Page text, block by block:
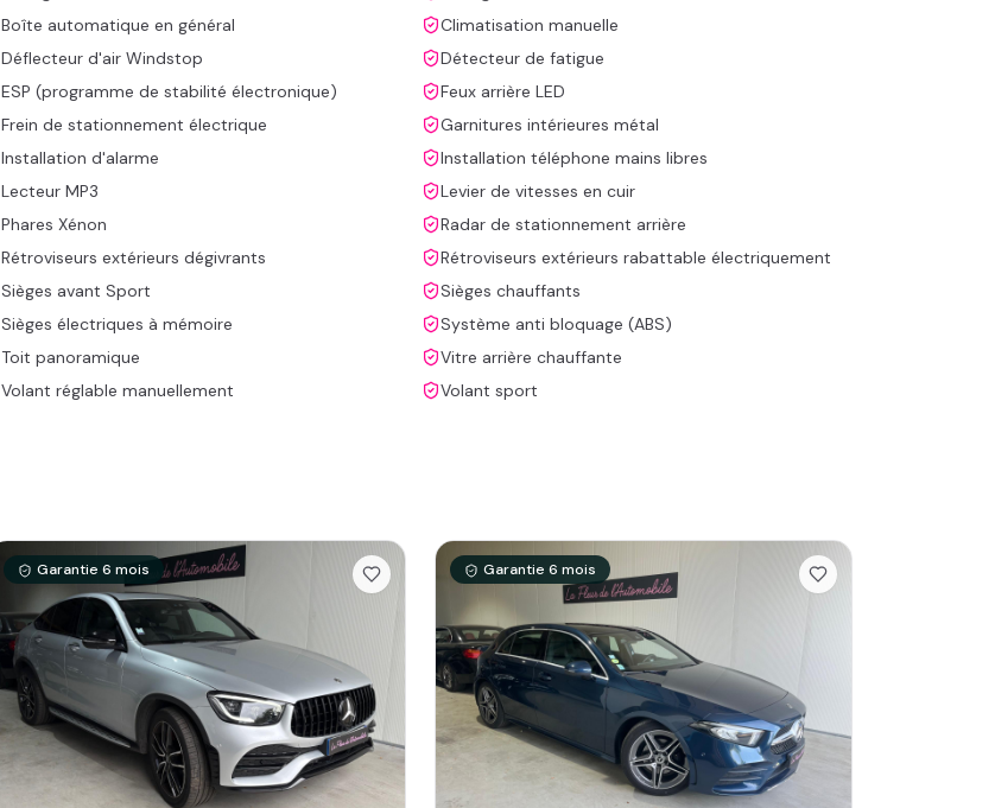
Boîte automatique en général
Climatisation manuelle
Déflecteur d'air Windstop
Détecteur de fatigue
ESP (programme de stabilité électronique)
Feux arrière LED
Frein de stationnement électrique
Garnitures intérieures métal
Installation d'alarme
Installation téléphone mains libres
Lecteur MP3
Levier de vitesses en cuir
Phares Xénon
Radar de stationnement arrière
Rétroviseurs extérieurs dégivrants
Rétroviseurs extérieurs rabattable électriquement
Sièges avant Sport
Sièges chauffants
Sièges électriques à mémoire
Système anti bloquage (ABS)
Toit panoramique
Vitre arrière chauffante
Volant réglable manuellement Volant sport
Garantie 6 mois Garantie 6 mois